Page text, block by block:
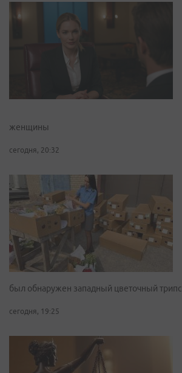
женщины
сегодня, 20:32
был обнаружен западный цветочный трипс
сегодня, 19:25